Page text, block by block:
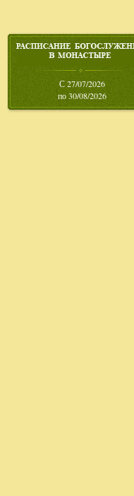
С 27/07/2026
по 30/08/2026